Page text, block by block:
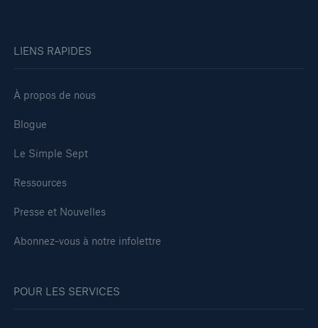
LIENS RAPIDES
À propos de nous
Blogue
Le Simple Sept
Ressources
Presse et Nouvelles
Abonnez-vous à notre infolettre
POUR LES SERVICES